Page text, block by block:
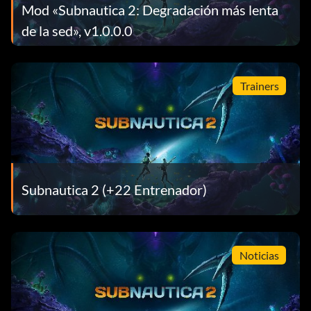
Mod «Subnautica 2: Degradación más lenta
de la sed», v1.0.0.0
Trainers
Subnautica 2 (+22 Entrenador)
Noticias